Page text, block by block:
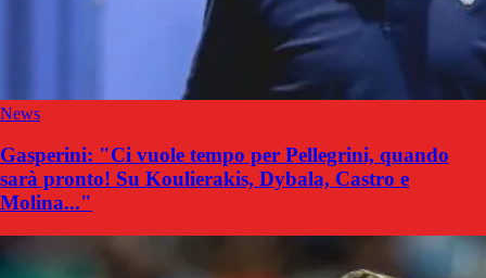
News
Gasperini: "Ci vuole tempo per Pellegrini, quando
sarà pronto! Su Koulierakis, Dybala, Castro e
Molina..."